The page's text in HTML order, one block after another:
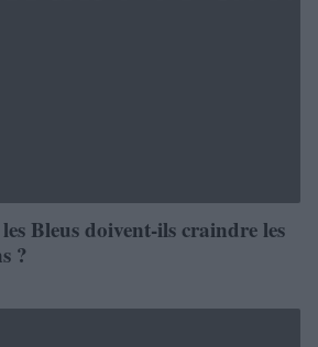
Bleus doivent-ils craindre les
?